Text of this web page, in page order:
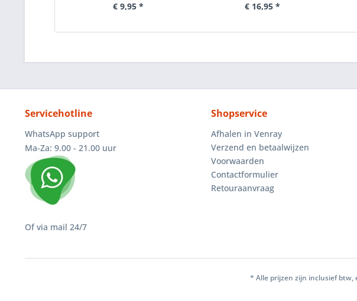
€ 9,95 * € 16,95 *
Servicehotline
WhatsApp support
Ma-Za: 9.00 - 21.00 uur
Of via mail 24/7
Shopservice
Afhalen in Venray
Verzend en betaalwijzen
Voorwaarden
Contactformulier
Retouraanvraag
* Alle prijzen zijn inclusief btw,